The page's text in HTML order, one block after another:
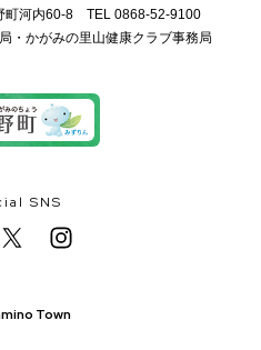
町河内60-8 TEL 0868-52-9100
・かがみの里山健康クラブ事務局
SNS
Town